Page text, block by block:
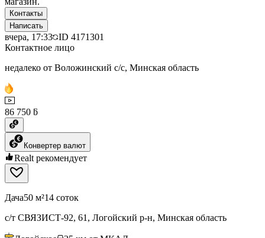
Контакты
Написать
вчера, 17:33 ID 4171301
Контактное лицо
недалеко от Воложинский с/с, Минская область
86 750 ƃ
Конвертер валют
Realt рекомендует
Дача50 м²14 соток
с/т СВЯЗИСТ-92, 61, Логойский р-н, Минская область